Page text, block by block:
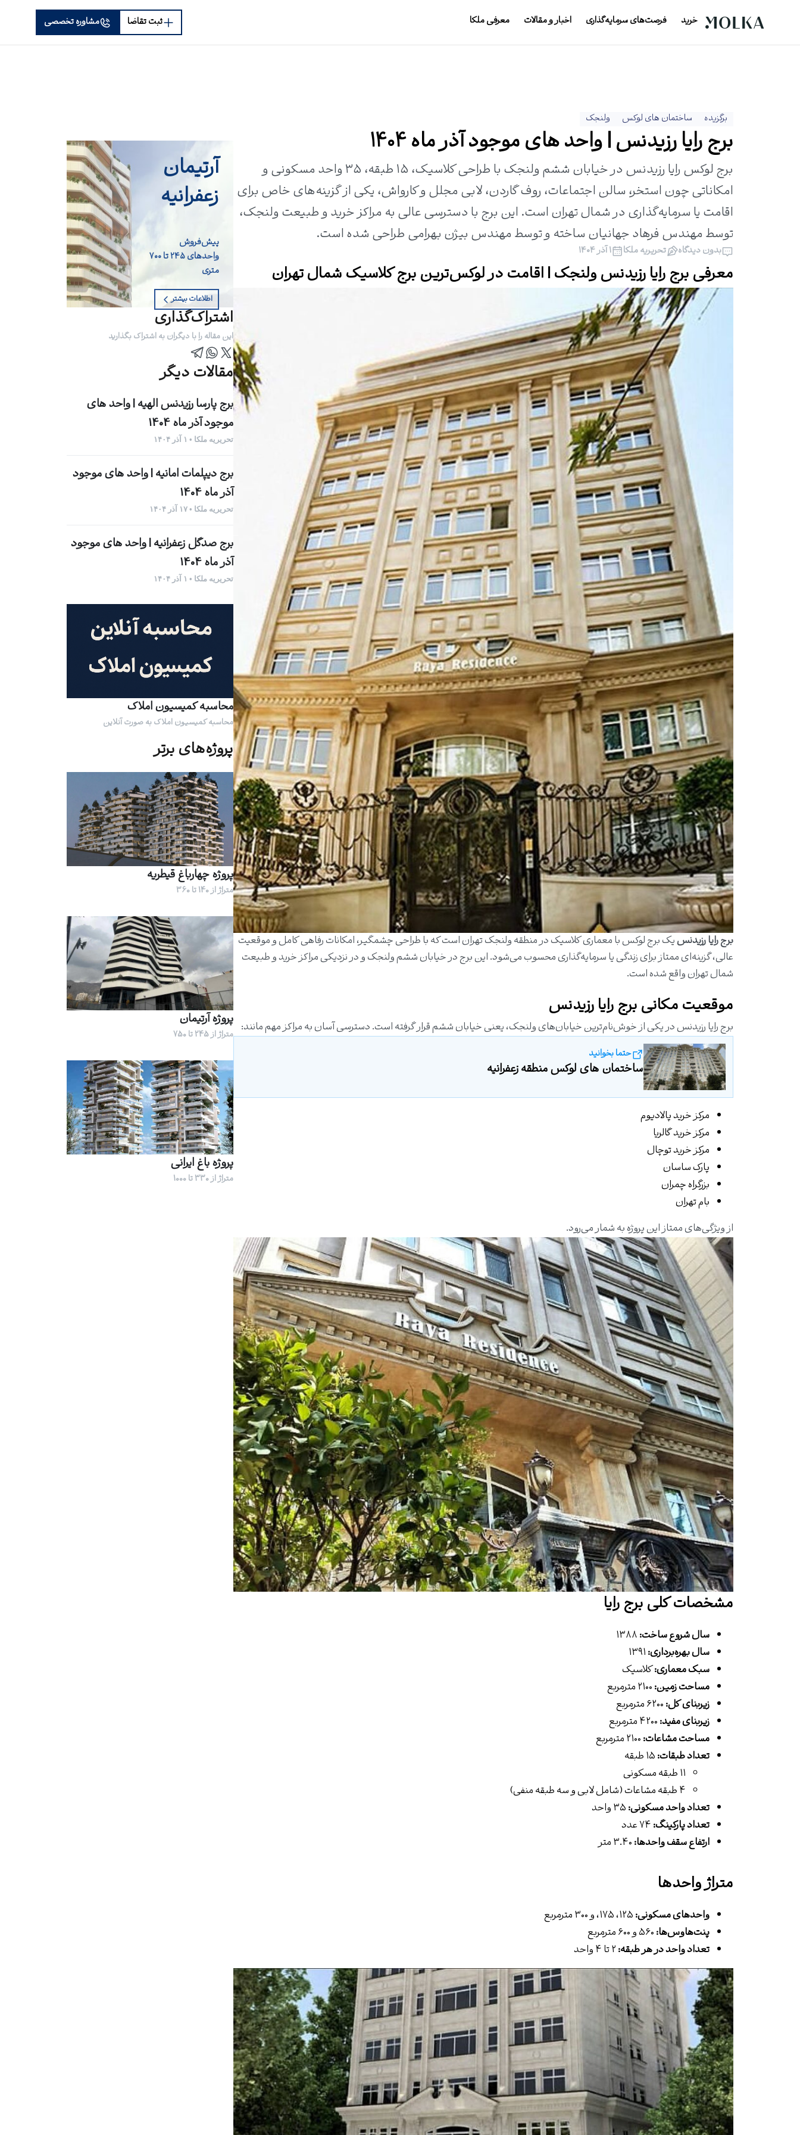
خرید فرصت‌های سرمایه‌گذاری اخبار و مقالات معرفی ملکا ثبت تقاضا مشاوره تخصصی
برگزیده ساختمان های لوکس ولنجک
برج رایا رزیدنس | واحد های موجود آذر ماه 1404
برج لوکس رایا رزیدنس در خیابان ششم ولنجک با طراحی کلاسیک، ۱۵ طبقه، ۳۵ واحد مسکونی و
امکاناتی چون استخر، سالن اجتماعات، روف گاردن، لابی مجلل و کارواش، یکی از گزینه‌های خاص برای
اقامت یا سرمایه‌گذاری در شمال تهران است. این برج با دسترسی عالی به مراکز خرید و طبیعت ولنجک،
توسط مهندس فرهاد جهانیان ساخته و توسط مهندس بیژن بهرامی طراحی شده است.
بدون دیدگاه تحریریه ملکا ۱ آذر ۱۴۰۴
معرفی برج رایا رزیدنس ولنجک | اقامت در لوکس‌ترین برج کلاسیک شمال تهران
برج رایا رزیدنسیک برج لوکس با معماری کلاسیک در منطقه ولنجک تهران است که با طراحی چشمگیر، امکانات رفاهی کامل و موقعیت
عالی، گزینه‌ای ممتاز برای زندگی یا سرمایه‌گذاری محسوب می‌شود. این برج در خیابان ششم ولنجک و در نزدیکی مراکز خرید و طبیعت
شمال تهران واقع شده است.
موقعیت مکانی برج رایا رزیدنس
برج رایا رزیدنس در یکی از خوش‌نام‌ترین خیابان‌های ولنجک، یعنی خیابان ششم قرار گرفته است. دسترسی آسان به مراکز مهم مانند:
حتما بخوانید
ساختمان های لوکس منطقه زعفرانیه
مرکز خرید پالادیوم
مرکز خرید گالریا
مرکز خرید توچال
پارک ساسان
بزرگراه چمران
بام تهران
از ویژگی‌های ممتاز این پروژه به شمار می‌رود.
مشخصات کلی برج رایا
سال شروع ساخت:
سال بهره‌برداری:
سبک معماری:کلاسیک
مساحت زمین:
زیربنای کل:
زیربنای مفید:
مساحت مشاعات:
تعداد طبقات:
۱۱ طبقه مسکونی
۴ طبقه مشاعات (شامل لابی و سه طبقه منفی)
تعداد واحد مسکونی:
تعداد پارکینگ:
ارتفاع سقف واحدها:
متراژ واحدها
واحدهای مسکونی:
پنت‌هاوس‌ها:
تعداد واحد در هر طبقه:
آرتیمان
زعفرانیه
پیش‌فروش
واحد‌های ۲۴۵ تا ۷۰۰
متری
اطلاعات بیشتر
اشتراک‌گذاری
این مقاله را با دیگران به اشتراک بگذارید
مقالات دیگر
برج پارسا رزیدنس الهیه | واحد های
موجود آذر ماه 1404
تحریریه ملکا • ۱ آذر ۱۴۰۴
برج دیپلمات امانیه | واحد های موجود
آذر ماه 1404
تحریریه ملکا • ۱۷ آذر ۱۴۰۴
برج صدگل زعفرانیه |‌ واحد های موجود
آذر ماه 1404
تحریریه ملکا • ۱ آذر ۱۴۰۴
محاسبه کمیسیون املاک
محاسبه کمیسیون املاک به صورت آنلاین
پروژه‌های برتر
پروژه چهارباغ قیطریه
متراژ از 140 تا 360
پروژه آرتیمان
متراژ از 245 تا 750
پروژه باغ ایرانی
متراژ از 330 تا 1000